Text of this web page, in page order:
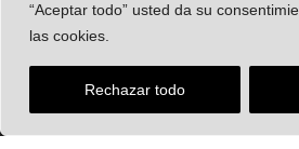
“Aceptar todo” usted da su
las cookies.
Rechazar todo